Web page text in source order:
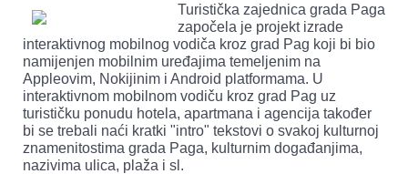
Turistička zajednica grada Paga
započela je projekt izrade
interaktivnog mobilnog vodiča kroz grad Pag koji bi bio
namijenjen mobilnim uređajima temeljenim na
Appleovim, Nokijinim i Android platformama. U
interaktivnom mobilnom vodiču kroz grad Pag uz
turističku ponudu hotela, apartmana i agencija također
bi se trebali naći kratki "intro" tekstovi o svakoj kulturnoj
znamenitostima grada Paga, kulturnim događanjima,
nazivima ulica, plaža i sl.